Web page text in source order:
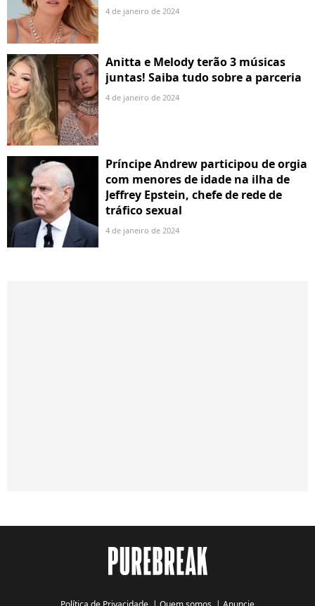
4 de janeiro de 2024
Anitta e Melody terão 3 músicas
juntas! Saiba tudo sobre a parceria
4 de janeiro de 2024
Príncipe Andrew participou de orgia
com menores de idade na ilha de
Jeffrey Epstein, chefe de rede de
tráfico sexual
4 de janeiro de 2024